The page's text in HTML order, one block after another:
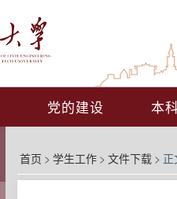
党的建设 本
首页 > 学生工作 > 文件下载 > 正